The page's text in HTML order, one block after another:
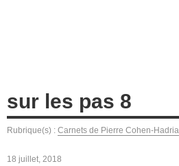
sur les pas 8
Rubrique(s) : Carnets de Pierre Cohen-Hadria
18 juillet, 2018